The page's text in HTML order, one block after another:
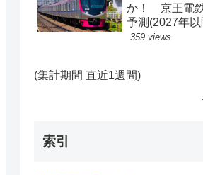
か！ 京王電
予測(2027年
359 views
(集計期間 直近1週間)
索引